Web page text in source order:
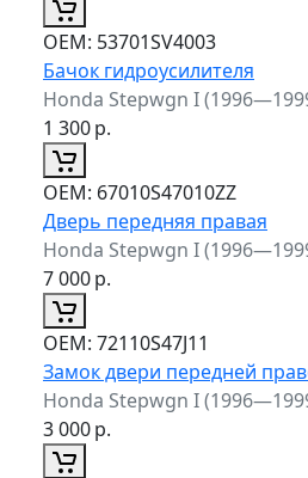
ОЕМ: 53701SV4003
Бачок гидроусилителя
Honda Stepwgn I
1 300р.
ОЕМ: 67010S47010ZZ
Дверь передняя правая
Honda Stepwgn I
7 000р.
ОЕМ: 72110S47J11
Замок двери передней
Honda Stepwgn I
3 000р.